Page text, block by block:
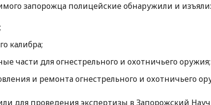
запорожца полицейские обнаружили и изъяли:
калибра;
части для огнестрельного и охотничьего оружия;
и ремонта огнестрельного и охотничьего
для проведения экспертизы в Запорожский